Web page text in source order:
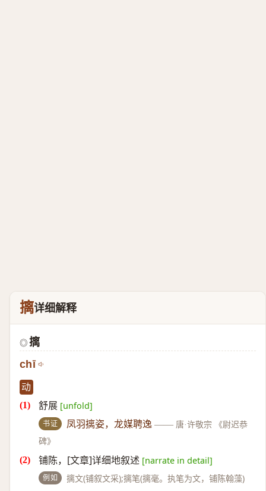
摛详细解释
◎ 摛
chī
动
舒展 [unfold]
书证 凤羽摛姿，龙媒聘逸 —— 唐·许敬宗 《尉迟恭
碑》
铺陈，[文章]详细地叙述 [narrate in detail]
例如 摛文(铺叙文采);摛笔(摛毫。执笔为文，铺陈翰藻)